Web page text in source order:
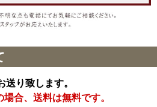
り致します。
合、送料は無料です。